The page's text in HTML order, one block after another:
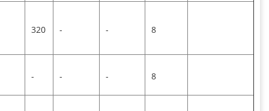
320 - - 8
- - - 8